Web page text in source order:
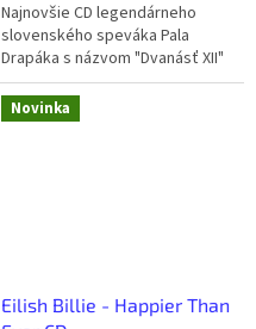
Najnovšie CD legendárneho
slovenského speváka Pala
Drapáka s názvom "Dvanásť XII"
Novinka
Eilish Billie - Happier Than